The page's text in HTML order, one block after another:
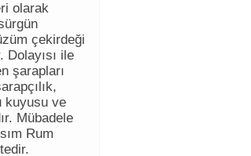
olarak
çekirdeği
Dolayısı ile
şarapları
kuyusu ve
Mübadele
Rum